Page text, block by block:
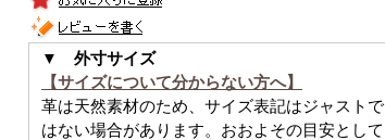
▼ 外寸サイズ
【サイズについて分からない方へ】
革は天然素材のため、サイズ表記はジャストで
はない場合があります。おおよその目安として